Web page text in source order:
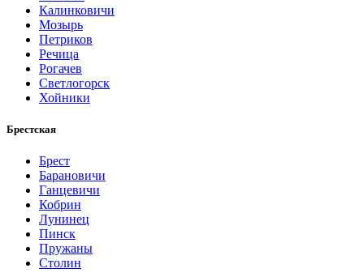
Калинковичи
Мозырь
Петриков
Речица
Рогачев
Светлогорск
Хойники
Брестская
Брест
Барановичи
Ганцевичи
Кобрин
Лунинец
Пинск
Пружаны
Столин